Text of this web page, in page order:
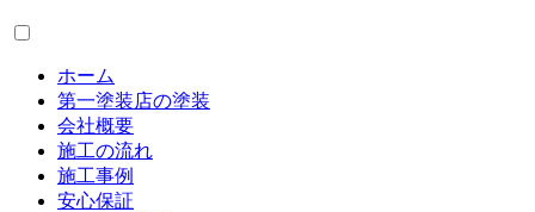
ホーム
第一塗装店の塗装
会社概要
施工の流れ
施工事例
安心保証